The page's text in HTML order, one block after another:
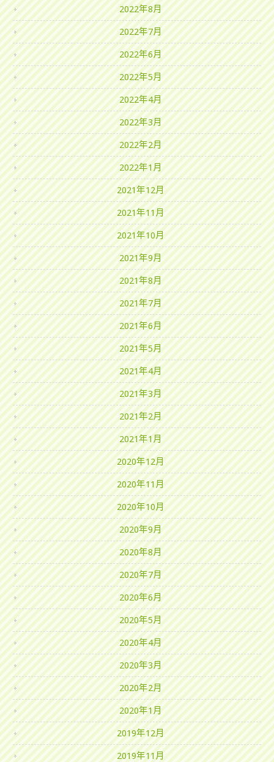
2022年8月
2022年7月
2022年6月
2022年5月
2022年4月
2022年3月
2022年2月
2022年1月
2021年12月
2021年11月
2021年10月
2021年9月
2021年8月
2021年7月
2021年6月
2021年5月
2021年4月
2021年3月
2021年2月
2021年1月
2020年12月
2020年11月
2020年10月
2020年9月
2020年8月
2020年7月
2020年6月
2020年5月
2020年4月
2020年3月
2020年2月
2020年1月
2019年12月
2019年11月